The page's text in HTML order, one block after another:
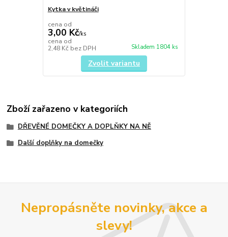
Kytka v květináči
cena od
3,00 Kč/ks
cena od
2,48 Kč bez DPH Skladem 1804 ks
Zvolit variantu
Zboží zařazeno v kategoriích
DŘEVĚNÉ DOMEČKY A DOPLŇKY NA NĚ
Další doplňky na domečky
Nepropásněte novinky, akce a
slevy!